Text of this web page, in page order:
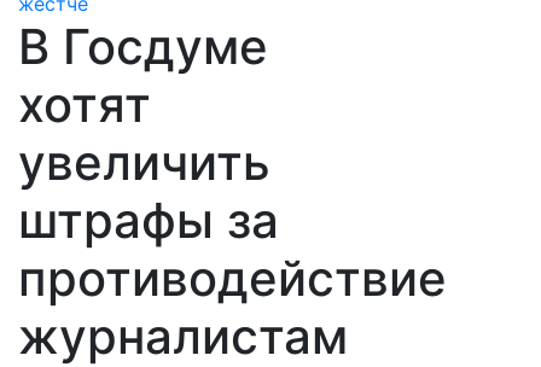
В Госдуме
хотят
увеличить
штрафы за
противодействие
журналистам